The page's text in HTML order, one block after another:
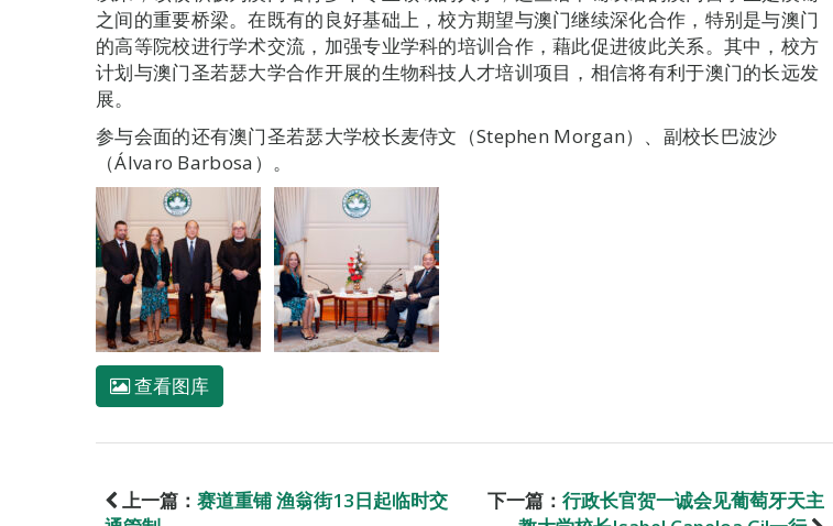
之间的重要桥梁。在既有的良好基础上，校方期望与澳门继续深化合作，特别是与澳门
的高等院校进行学术交流，加强专业学科的培训合作，藉此促进彼此关系。其中，校方
计划与澳门圣若瑟大学合作开展的生物科技人才培训项目，相信将有利于澳门的长远发
展。
参与会面的还有澳门圣若瑟大学校长麦侍文（Stephen Morgan）、副校长巴波沙
（Álvaro Barbosa）。
查看图库
上一篇： 赛道重铺 渔翁街13日起临时交
下一篇： 行政长官贺一诚会见葡萄牙天主